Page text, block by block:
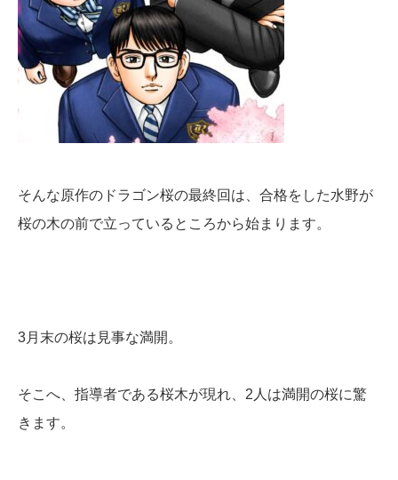
そんな原作のドラゴン桜の最終回は、合格をした水野が
桜の木の前で立っているところから始まります。
3月末の桜は見事な満開。
そこへ、指導者である桜木が現れ、2人は満開の桜に驚
きます。